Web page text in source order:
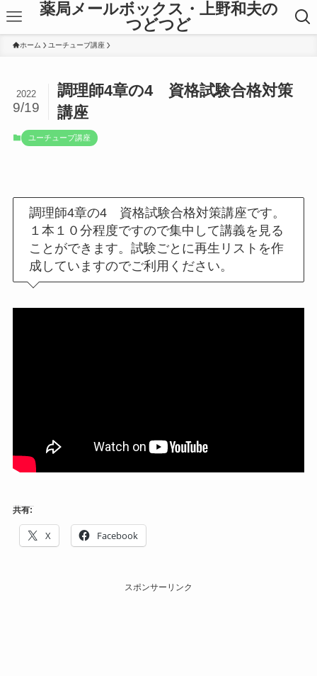
薬局メールボックス・上野和夫の
つどつど
ホーム ユーチューブ講座
調理師4章の4 資格試験合格対策
講座
2022
9/19
ユーチューブ講座
調理師4章の4 資格試験合格対策講座です。
１本１０分程度ですので集中して講義を見る
ことができます。試験ごとに再生リストを作
成していますのでご利用ください。
共有:
X Facebook
スポンサーリンク